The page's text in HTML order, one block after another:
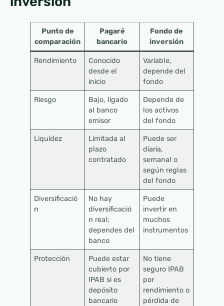
Punto de
comparación
Pagaré
bancario
Fondo de
inversión
Rendimiento
Conocido
desde el
inicio
Variable,
depende del
fondo
Riesgo
Bajo, ligado
al banco
emisor
Depende de
los activos
del fondo
Liquidez
Limitada al
plazo
contratado
Puede ser
diaria,
semanal o
según reglas
del fondo
Diversificació
n
No hay
diversificació
n real;
dependes del
banco
Puede
invertir en
muchos
instrumentos
Protección
Puede estar
cubierto por
IPAB si es
depósito
bancario
No tiene
seguro IPAB
por
rendimiento o
pérdida de